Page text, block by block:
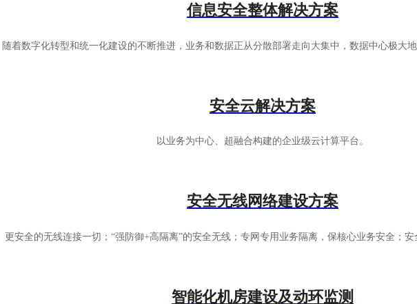
信息安全整体解决方案
随着数字化转型和统一化建设的不断推进，业务和数据正从分散部署走向大集中，数据中心极大
安全云解决方案
以业务为中心、超融合构建的企业级云计算平台。
安全无线网络建设方案
更安全的无线连接一切；“强防御+高隔离”的安全无线；专网专用业务隔离，保核心业务安全；
智能化机房建设及动环监测